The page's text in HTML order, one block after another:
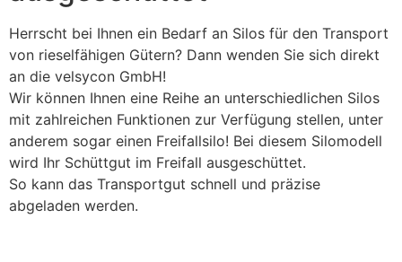
Herrscht bei Ihnen ein Bedarf an Silos für den Transport
von rieselfähigen Gütern? Dann wenden Sie sich direkt
an die velsycon GmbH!
Wir können Ihnen eine Reihe an unterschiedlichen Silos
mit zahlreichen Funktionen zur Verfügung stellen, unter
anderem sogar einen Freifallsilo! Bei diesem Silomodell
wird Ihr Schüttgut im Freifall ausgeschüttet.
So kann das Transportgut schnell und präzise
abgeladen werden.